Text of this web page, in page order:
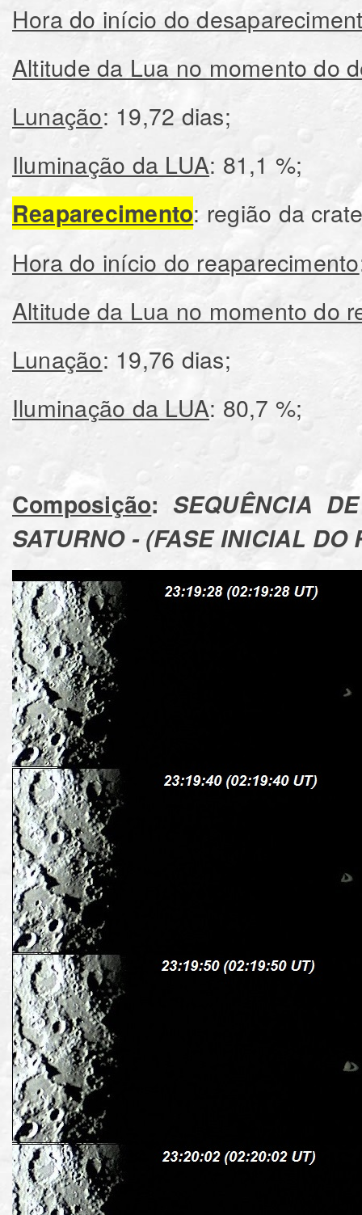
Hora do início do
Altitude da Lua no momento do
Lunação: 19,72 dias;
Iluminação da LUA: 81,1 %;
Reaparecimento: região da
Hora do início do reaparecimento
Altitude da Lua no momento do
Lunação: 19,76 dias;
Iluminação da LUA: 80,7 %;
Composição: SEQUÊNCIA
SATURNO - (FASE INICIAL DO